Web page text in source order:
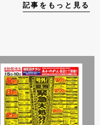
記事をもっと見る